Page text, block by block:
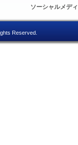
ソーシャルメデ
Reserved.